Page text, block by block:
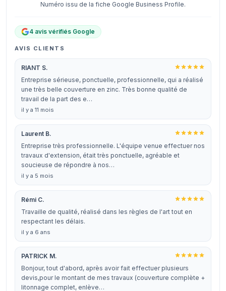
Numéro issu de la fiche Google Business Profile.
4 avis vérifiés Google
AVIS CLIENTS
RIANT S.
Entreprise sérieuse, ponctuelle, professionnelle, qui a réalisé
une très belle couverture en zinc. Très bonne qualité de
travail de la part des e…
il y a 11 mois
Laurent B.
Entreprise très professionnelle. L'équipe venue effectuer nos
travaux d'extension, était très ponctuelle, agréable et
soucieuse de répondre à nos…
il y a 5 mois
Rémi C.
Travaille de qualité, réalisé dans les règles de l'art tout en
respectant les délais.
il y a 6 ans
PATRICK M.
Bonjour, tout d'abord, après avoir fait effectuer plusieurs
devis,pour le montant de mes travaux (couverture complète +
litonnage complet, enlève…